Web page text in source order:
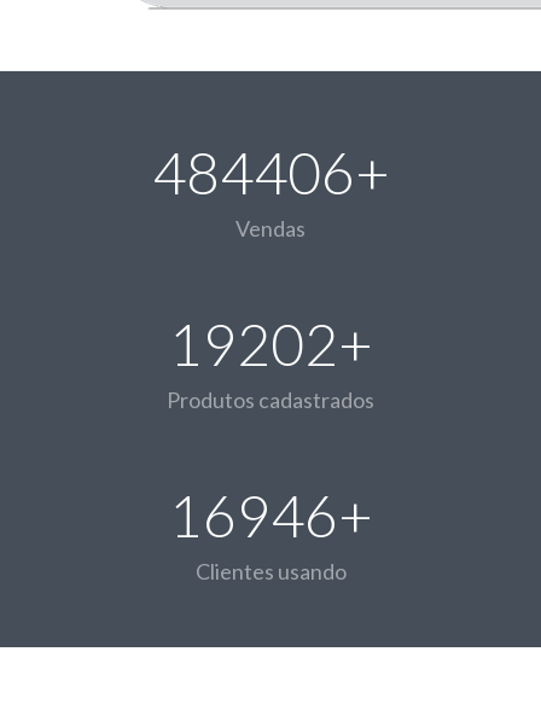
484406+
Vendas
19202+
Produtos cadastrados
16946+
Clientes usando